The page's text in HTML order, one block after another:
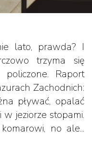
lato, prawda? I
trzyma się
Raport
Zachodnich:
pływać, opalać
jeziorze stopami.
no ale...